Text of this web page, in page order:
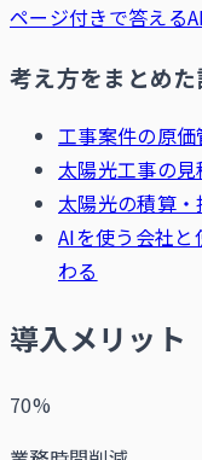
ページ付きで答えるAI
考え方をまとめた
工事案件の原
太陽光工事の
太陽光の積算
AIを使う会社
わる
導入メリット
70%